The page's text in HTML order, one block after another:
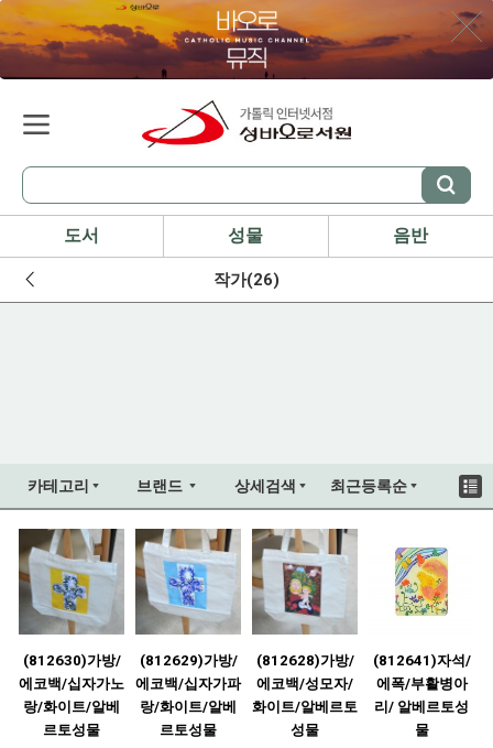
도서 성물 음반
작가(26)
카테고리 브랜드 상세검색 최근등록순
(812630)가방/
에코백/십자가노
랑/화이트/알베
르토성물
(812629)가방/
에코백/십자가파
랑/화이트/알베
르토성물
(812628)가방/
에코백/성모자/
화이트/알베르토
성물
(812641)자석/
에폭/부활병아
리/ 알베르토성
물